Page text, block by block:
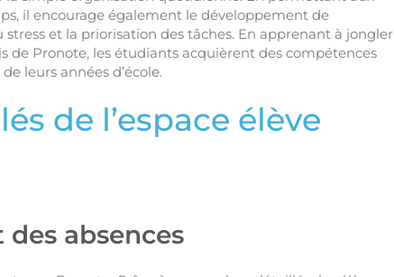
il encourage également le développement de
et la priorisation des tâches. En apprenant à jongler
de Pronote, les étudiants acquièrent des compétences
leurs années d’école.
de l’espace élève
absences